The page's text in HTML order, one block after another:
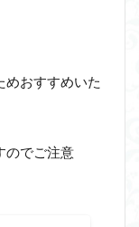
めおすすめいた
のでご注意